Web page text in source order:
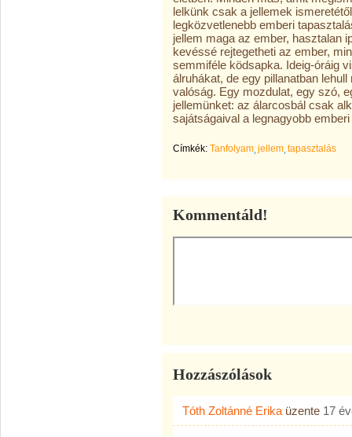
lelkünk csak a jellemek
legközvetlenebb emberi
jellem maga az ember, hasztalan
kevéssé rejtegetheti az ember,
semmiféle ködsapka. Ideig-óráig
álruhákat, de egy pillanatban
valóság. Egy mozdulat, egy szó,
jellemünket: az álarcosbál csak
sajátságaival a legnagyobb
Címkék: Tanfolyam jellem tapasztalás
Kommentáld!
Hozzászólások
Tóth Zoltánné Erika üzente 17